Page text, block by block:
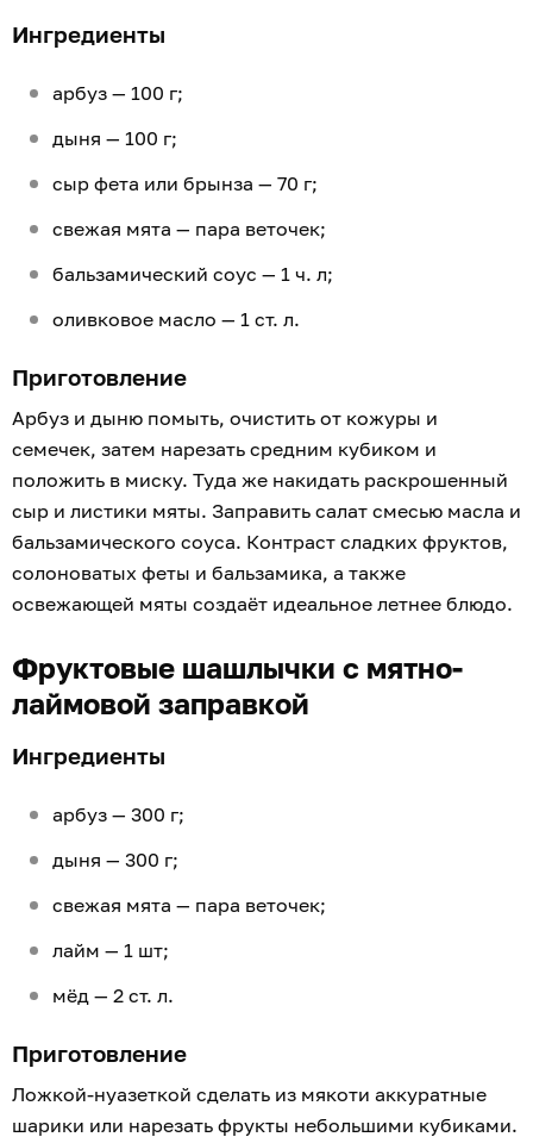
Ингредиенты
арбуз — 100 г;
дыня — 100 г;
сыр фета или брынза — 70 г;
свежая мята — пара веточек;
бальзамический соус — 1 ч. л;
оливковое масло — 1 ст. л.
Приготовление
Арбуз и дыню помыть, очистить от кожуры и
семечек, затем нарезать средним кубиком и
положить в миску. Туда же накидать раскрошенный
сыр и листики мяты. Заправить салат смесью масла и
бальзамического соуса. Контраст сладких фруктов,
солоноватых феты и бальзамика, а также
освежающей мяты создаёт идеальное летнее блюдо.
Фруктовые шашлычки с мятно-
лаймовой заправкой
Ингредиенты
арбуз — 300 г;
дыня — 300 г;
свежая мята — пара веточек;
лайм — 1 шт;
мёд — 2 ст. л.
Приготовление
Ложкой-нуазеткой сделать из мякоти аккуратные
шарики или нарезать фрукты небольшими кубиками.